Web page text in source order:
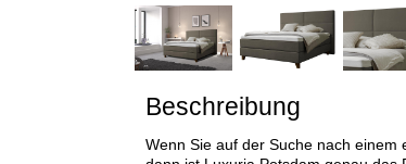
Beschreibung
Wenn Sie auf der Suche nach einem